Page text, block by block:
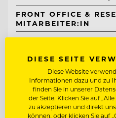
FRONT OFFICE &
MITARBEITER:IN
DIESE SEITE
Diese Website
Informationen dazu und zu
finden Sie in unserer
der Seite. Klicken Sie auf
zu akzeptieren und direkt
können, oder klicken Sie auf